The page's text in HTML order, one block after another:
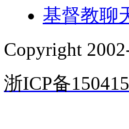
基督教聊
Copyright
浙ICP备